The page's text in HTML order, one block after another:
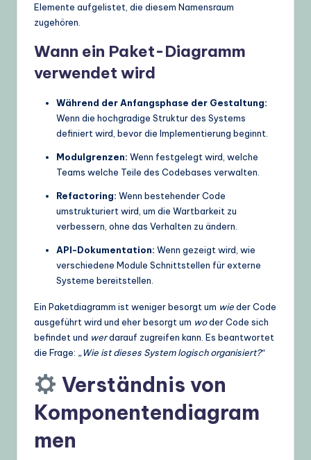
Elemente aufgelistet, die diesem Namensraum
zugehören.
Wann ein Paket-Diagramm
verwendet wird
Während der Anfangsphase der Gestaltung:
Wenn die hochgradige Struktur des Systems
definiert wird, bevor die Implementierung beginnt.
Modulgrenzen: Wenn festgelegt wird, welche
Teams welche Teile des Codebases verwalten.
Refactoring: Wenn bestehender Code
umstrukturiert wird, um die Wartbarkeit zu
verbessern, ohne das Verhalten zu ändern.
API-Dokumentation: Wenn gezeigt wird, wie
verschiedene Module Schnittstellen für externe
Systeme bereitstellen.
Ein Paketdiagramm ist weniger besorgt um wieder Code
ausgeführt wird und eher besorgt um woder Code sich
befindet und werdarauf zugreifen kann. Es beantwortet
die Frage: „Wie ist dieses System logisch organisiert?“
Verständnis von
Komponentendiagram
men